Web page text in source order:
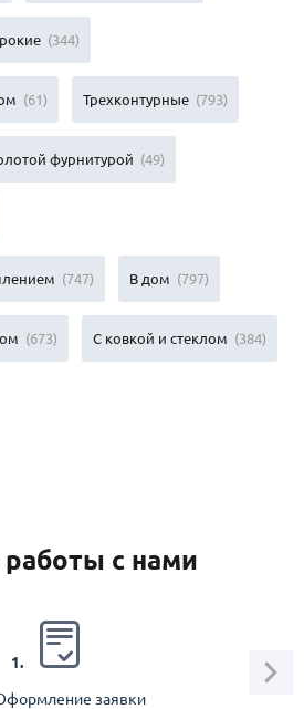
(344)
(61) Трехконтурные (793)
фурнитурой (49)
(747) В дом (797)
(673) С ковкой и стеклом (384)
с нами
1.
заявки